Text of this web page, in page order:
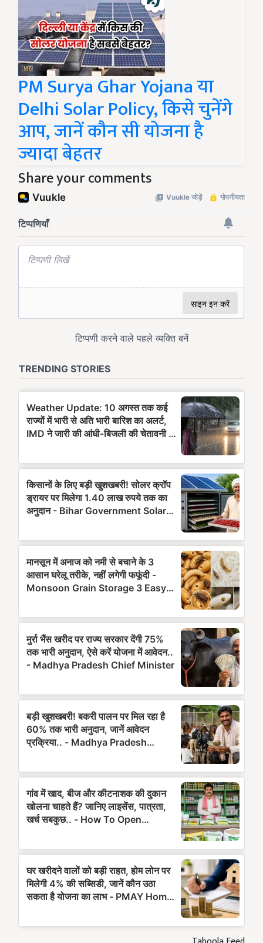
PM Surya Ghar Yojana या
Delhi Solar Policy, किसे चुनेंगे
आप, जानें कौन सी योजना है
ज्यादा बेहतर
Share your comments